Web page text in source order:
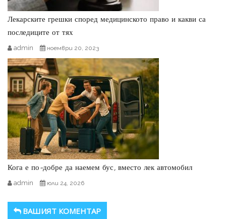
Лекарските грешки според медицинското право и какви са
последиците от тях
admin ноември 20, 2023
Кога е по-добре да наемем бус, вместо лек автомобил
admin юли 24, 2026
ВАШИЯТ КОМЕНТАР